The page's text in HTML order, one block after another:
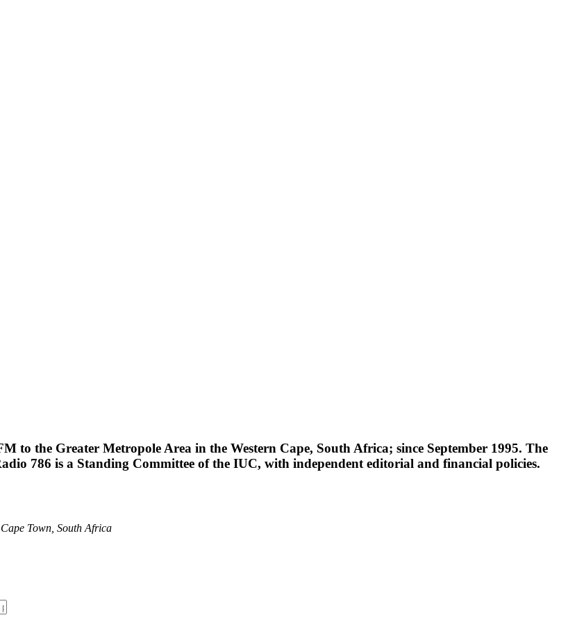
to the Greater Metropole Area in the Western Cape, South Africa; since September 1995. The
786 is a Standing Committee of the IUC, with independent editorial and financial policies.
Town, South Africa